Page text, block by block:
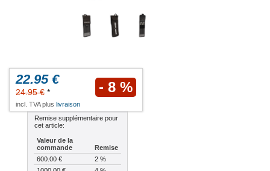
22.95 €
24.95 € * - 8 %
incl. TVA plus livraison
Remise supplémentaire pour
cet article:
Valeur de la
commande
Remise
600.00 €
2 %